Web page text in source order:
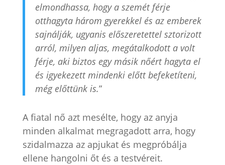
elmondhassa, hogy a szemét férje
otthagyta három gyerekkel és az emberek
sajnálják, ugyanis előszeretettel sztorizott
arról, milyen aljas, megátalkodott a volt
férje, aki biztos egy másik nőért hagyta el
és igyekezett mindenki előtt befeketíteni,
még előttünk is.”
A fiatal nő azt mesélte, hogy az anyja
minden alkalmat megragadott arra, hogy
szidalmazza az apjukat és megpróbálja
ellene hangolni őt és a testvéreit.